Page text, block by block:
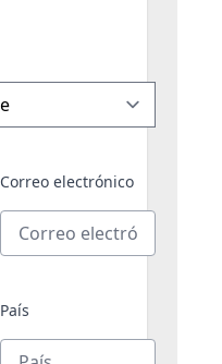
Correo electrónico
País